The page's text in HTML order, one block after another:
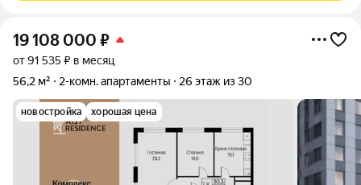
19 108 000 ₽
от 91 535 ₽ в месяц
56,2 м²
2-комн. апартаменты 26 этаж из 30
новостройка хорошая цена